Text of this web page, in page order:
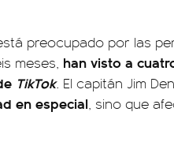
preocupado por las
meses, han visto a
TikTok. El capitán Jim
en especial, sino que